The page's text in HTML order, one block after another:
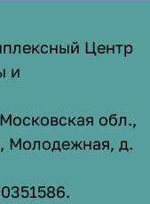
Центр
и
обл.,
Молодежная, д.
.